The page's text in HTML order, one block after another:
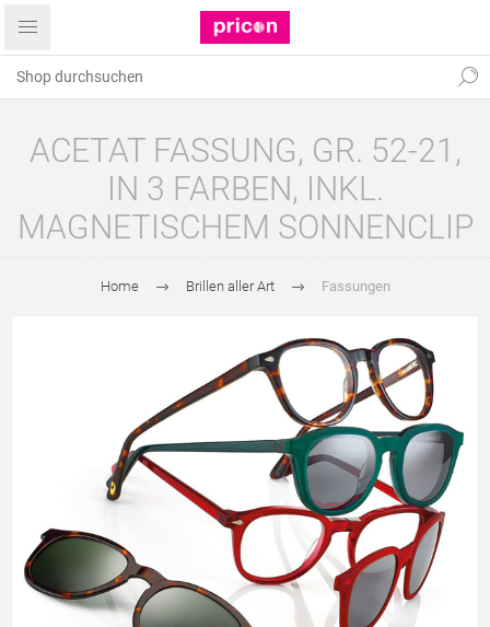
ACETAT FASSUNG, GR. 52-21,
IN 3 FARBEN, INKL.
MAGNETISCHEM SONNENCLIP
Home Brillen aller Art Fassungen